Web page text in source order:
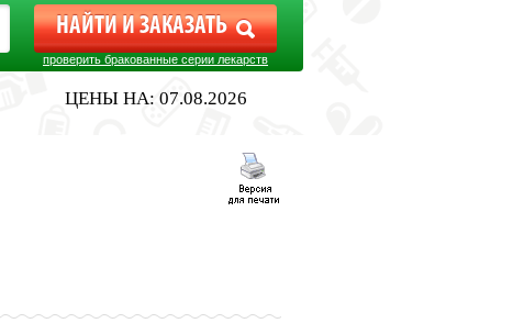
проверить бракованные серии лекарств
ЦЕНЫ НА: 07.08.2026